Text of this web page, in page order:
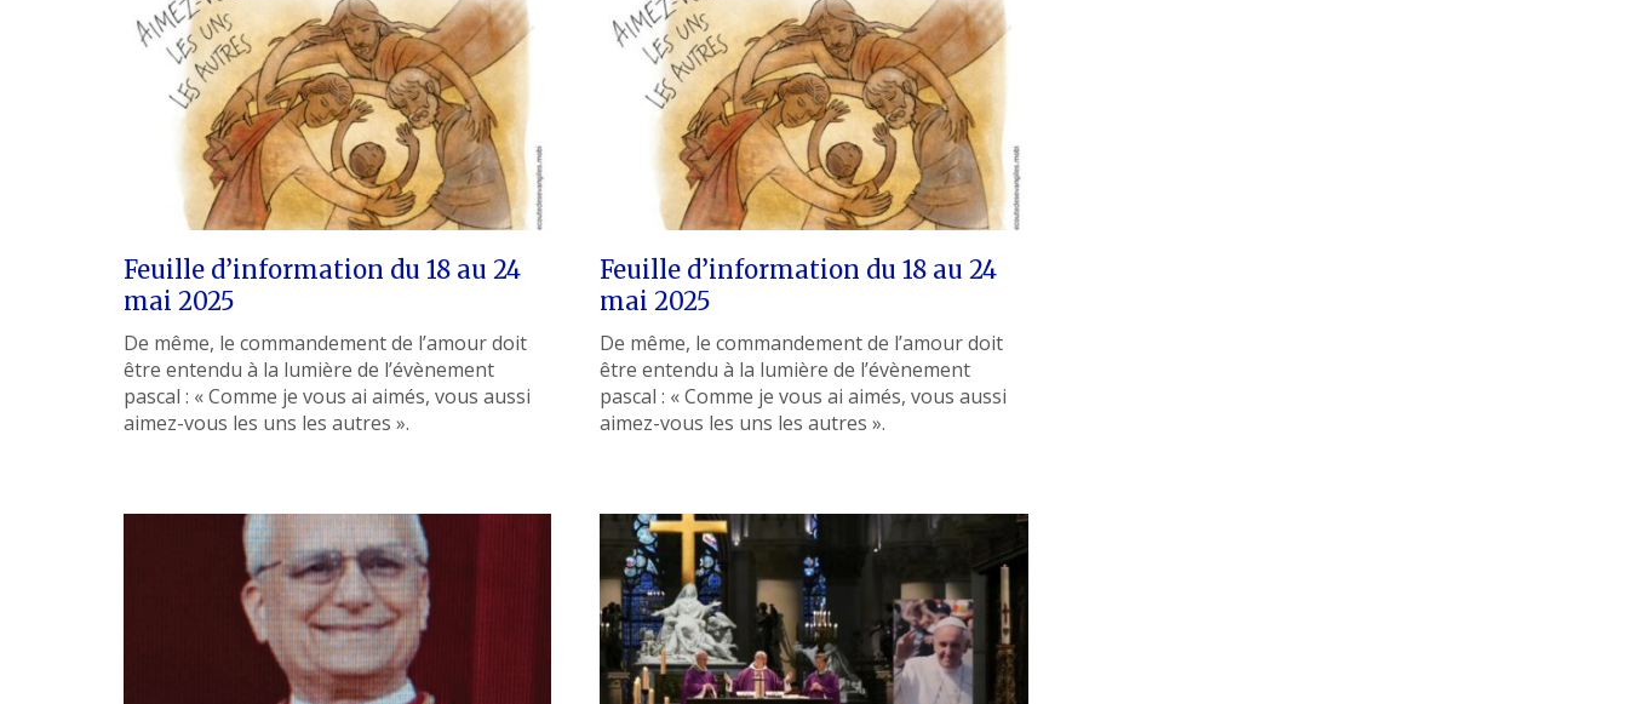
Feuille d’information du 18 au 24
mai 2025
De même, le commandement de l’amour doit
être entendu à la lumière de l’évènement
pascal : « Comme je vous ai aimés, vous aussi
aimez-vous les uns les autres ».
Feuille d’information du 18 au 24
mai 2025
De même, le commandement de l’amour doit
être entendu à la lumière de l’évènement
pascal : « Comme je vous ai aimés, vous aussi
aimez-vous les uns les autres ».